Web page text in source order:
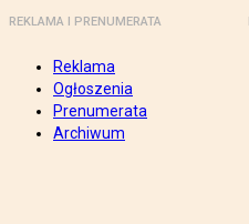
REKLAMA I PRENUMERATA
Reklama
Ogłoszenia
Prenumerata
Archiwum